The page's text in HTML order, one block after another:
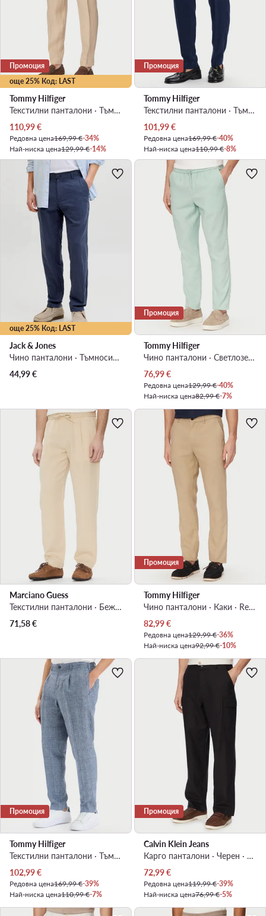
още 25% Код: LAST
Промоция
Tommy Hilfiger
Текстилни панталони · Тъмнобежов · Regular Fit
Актуална цена
110,99€
Редовна цена169,99 €-34%
Най-ниска цена129,99 €-14%
Промоция
Tommy Hilfiger
Текстилни панталони · Тъмносин · Regular Fit
Актуална цена
101,99€
Редовна цена169,99 €-40%
Най-ниска цена110,99 €-8%
още 25% Код: LAST
Jack & Jones
Чино панталони · Тъмносин · Slim Fit
44,99€
Промоция
Tommy Hilfiger
Чино панталони · Светлозелен · Regular Fit
Актуална цена
76,99€
Редовна цена129,99 €-40%
Най-ниска цена82,99 €-7%
Marciano Guess
Текстилни панталони · Бежов · Regular Fit
71,58€
Промоция
Tommy Hilfiger
Чино панталони · Каки · Regular Fit
Актуална цена
82,99€
Редовна цена129,99 €-36%
Най-ниска цена92,99 €-10%
Промоция
Tommy Hilfiger
Текстилни панталони · Тъмносин
Актуална цена
102,99€
Редовна цена169,99 €-39%
Най-ниска цена110,99 €-7%
Промоция
Calvin Klein Jeans
Карго панталони · Черен · Relaxed Fit
Актуална цена
72,99€
Редовна цена119,99 €-39%
Най-ниска цена76,99 €-5%